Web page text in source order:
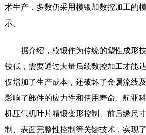
术生产，多数仍采用模锻加数控加工的
示。
据介绍，模锻作为传统的塑性成形技
较低，需要通过大量后续数控加工才能
仅增加了生产成本，还破坏了金属流线
影响了部件的应力性和使用寿命。航亚
机压气机叶片精锻变形控制、前后缘尺
制、表面完整性控制等关键技术，实现